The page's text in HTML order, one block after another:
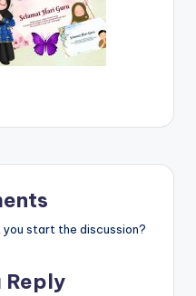
you start the discussion?
Reply